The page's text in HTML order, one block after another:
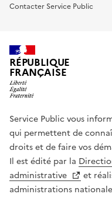
Contacter Service Public
RÉPUBLIQUE
FRANÇAISE
Service Public vous
qui permettent de
droits et de faire vos
Il est édité par la
administrative
et
administrations